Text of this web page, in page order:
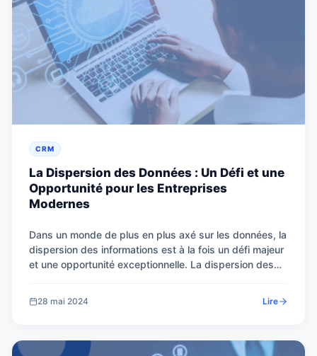
CRM
La Dispersion des Données : Un Défi et une
Opportunité pour les Entreprises
Modernes
Dans un monde de plus en plus axé sur les données, la
dispersion des informations est à la fois un défi majeur
et une opportunité exceptionnelle. La dispersion des
28 mai 2024 Lire